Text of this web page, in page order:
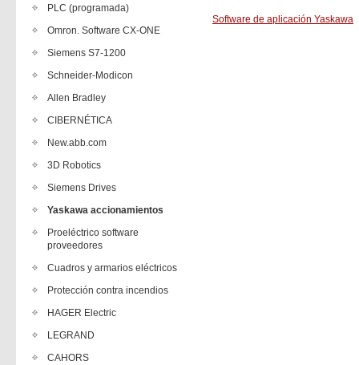
PLC (programada)
Omron. Software CX-ONE
Siemens S7-1200
Schneider-Modicon
Allen Bradley
CIBERNÉTICA
New.abb.com
3D Robotics
Siemens Drives
Yaskawa accionamientos
Proeléctrico software
proveedores
Cuadros y armarios eléctricos
Protección contra incendios
HAGER Electric
LEGRAND
CAHORS
Software de aplicación Yaskawa